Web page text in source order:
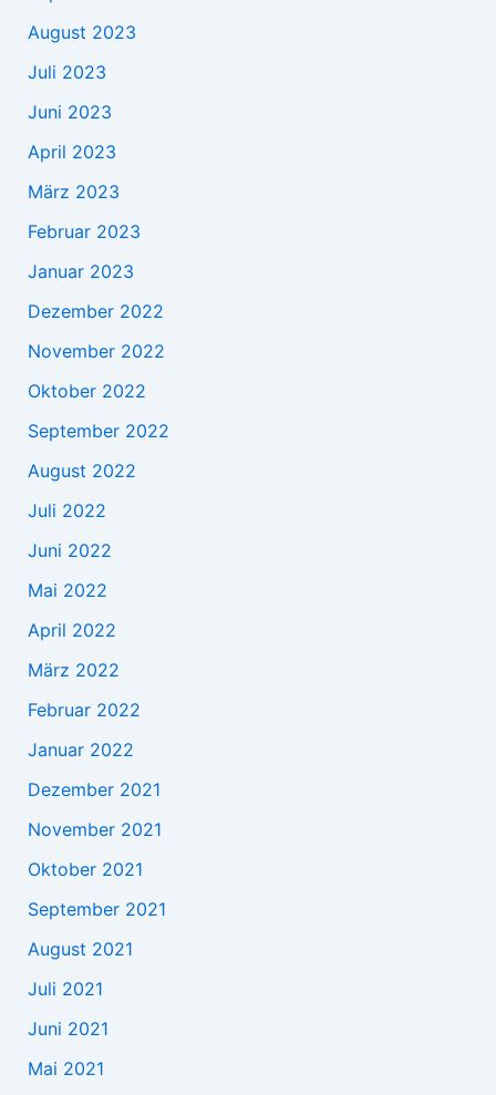
August 2023
Juli 2023
Juni 2023
April 2023
März 2023
Februar 2023
Januar 2023
Dezember 2022
November 2022
Oktober 2022
September 2022
August 2022
Juli 2022
Juni 2022
Mai 2022
April 2022
März 2022
Februar 2022
Januar 2022
Dezember 2021
November 2021
Oktober 2021
September 2021
August 2021
Juli 2021
Juni 2021
Mai 2021